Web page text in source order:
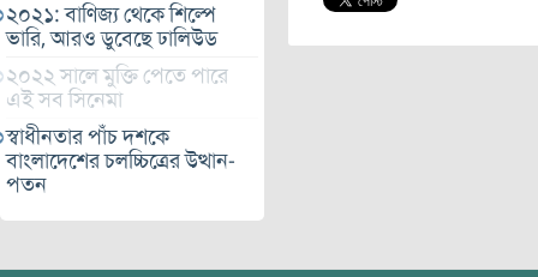
২০২১: বাণিজ্য থেকে শিল্পে
ভারি, আরও ডুবেছে ঢালিউড
২০২২ সালে মুক্তি পেতে পারে
এই সব সিনেমা
স্বাধীনতার পাঁচ দশকে
বাংলাদেশের চলচ্চিত্রের উত্থান-
পতন